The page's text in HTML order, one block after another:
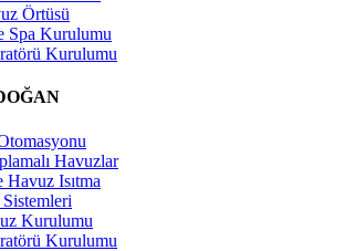
Örtüsü
Spa Kurulumu
Kurulumu
Havuzlar
Havuz Isıtma
Kurulumu
Kurulumu